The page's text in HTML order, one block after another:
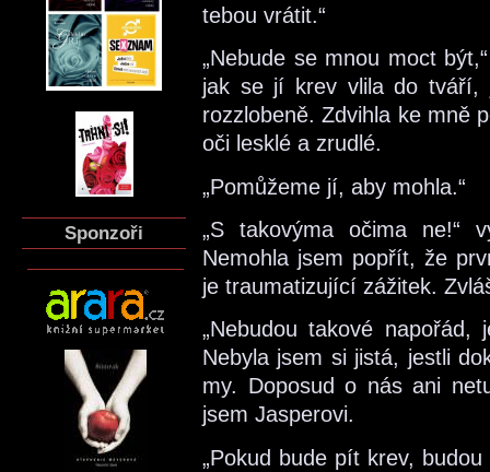
Sponzoři
tebou vrátit.“
„Nebude se mnou moct
jak se jí krev vlila do tváří,
rozzlobeně. Zdvihla ke mně
oči lesklé a zrudlé.
„Pomůžeme jí, aby mohla.“
„S takovýma očima ne!“
Nemohla jsem popřít, že
je traumatizující zážitek.
„Nebudou takové
Nebyla jsem si jistá, jestli
my. Doposud o nás ani
jsem Jasperovi.
„Pokud bude pít krev,